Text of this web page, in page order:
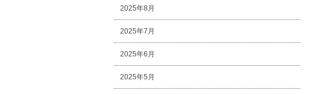
2025年8月
2025年7月
2025年6月
2025年5月